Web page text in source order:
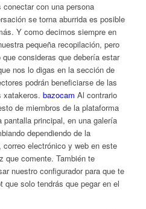
con una persona
se torna aburrida es posible
Y como decimos siempre en
pequeña recopilación, pero
consideras que debería estar
nos lo digas en la sección de
podrán beneficiarse de las
xatakeros. bazocam Al contrario
de miembros de la plataforma
principal, en una galería
dependiendo de la
electrónico y web en este
que comente. También te
nuestro configurador para que te
que solo tendrás que pegar en el